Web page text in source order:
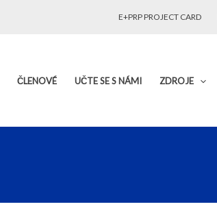
E+PRP PROJECT CARD
ČLENOVÉ UČTE SE S NÁMI ZDROJE